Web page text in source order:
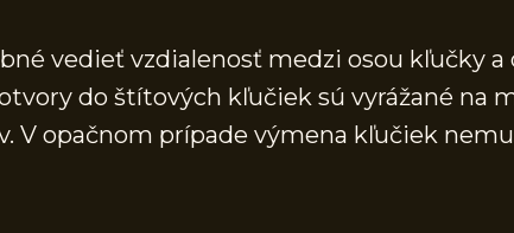
vedieť vzdialenosť medzi osou kľučky a
do štítových kľučiek sú vyrážané na
V opačnom prípade výmena kľučiek